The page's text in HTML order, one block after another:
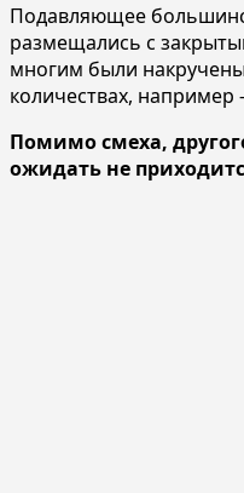
Подавляющее
размещались с
многим были
количествах, например
Помимо смеха,
ожидать не